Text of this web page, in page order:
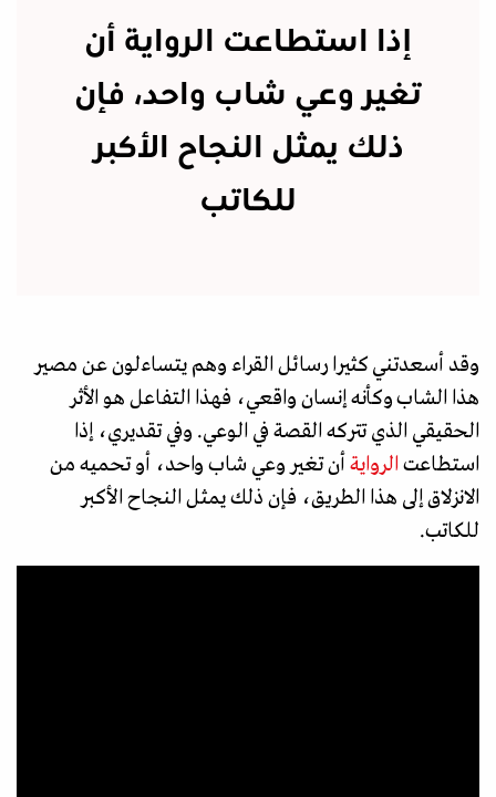
إذا استطاعت الرواية أن
تغير وعي شاب واحد، فإن
ذلك يمثل النجاح الأكبر
للكاتب
وقد أسعدتني كثيرا رسائل القراء وهم يتساءلون عن مصير
هذا الشاب وكأنه إنسان واقعي، فهذا التفاعل هو الأثر
الحقيقي الذي تتركه القصة في الوعي. وفي تقديري، إذا
استطاعت الرواية أن تغير وعي شاب واحد، أو تحميه من
الانزلاق إلى هذا الطريق، فإن ذلك يمثل النجاح الأكبر
للكاتب.